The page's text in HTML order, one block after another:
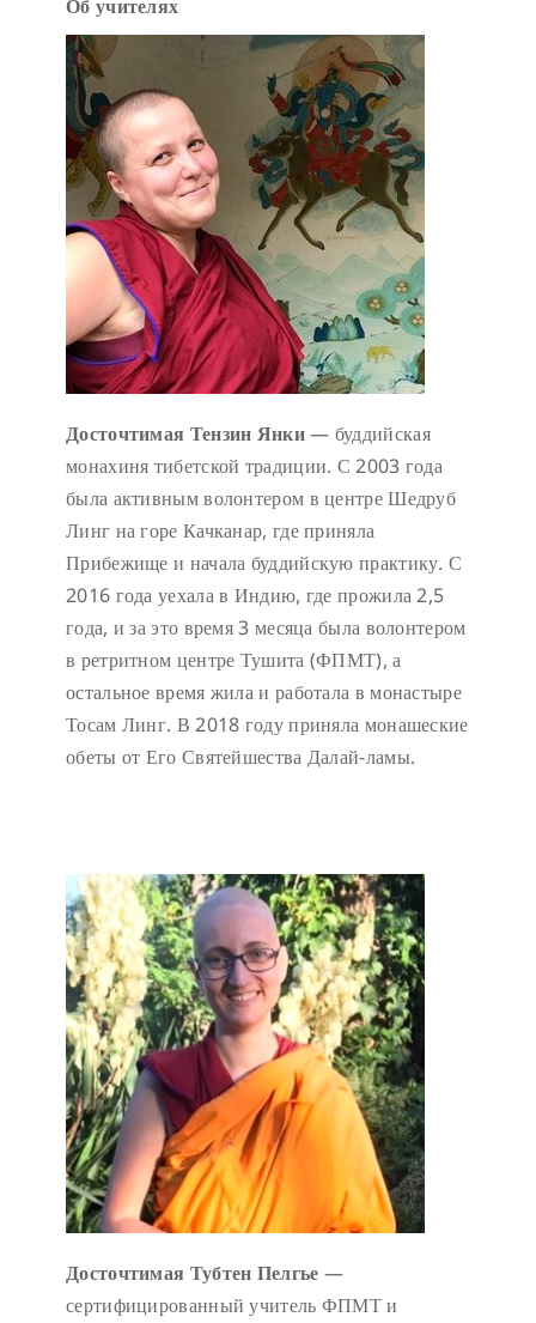
Об учителях
Досточтимая Тензин Янки— буддийская
монахиня тибетской традиции. С 2003 года
была активным волонтером в центре Шедруб
Линг на горе Качканар, где приняла
Прибежище и начала буддийскую практику. С
2016 года уехала в Индию, где прожила 2,5
года, и за это время 3 месяца была волонтером
в ретритном центре Тушита (ФПМТ), а
остальное время жила и работала в монастыре
Тосам Линг. В 2018 году приняла монашеские
обеты от Его Святейшества Далай-ламы.
Досточтимая Тубтен Пелгье —
сертифицированный учитель ФПМТ и